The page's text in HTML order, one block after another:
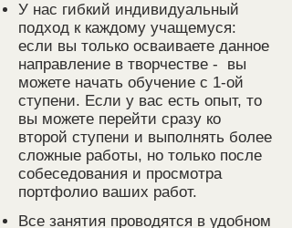
У нас гибкий индивидуальный
подход к каждому учащемуся:
если вы только осваиваете данное
направление в творчестве - вы
можете начать обучение с 1-ой
ступени. Если у вас есть опыт, то
вы можете перейти сразу ко
второй ступени и выполнять более
сложные работы, но только после
собеседования и просмотра
портфолио ваших работ.
Все занятия проводятся в удобном